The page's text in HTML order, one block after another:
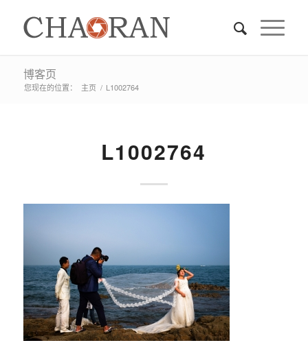
博客页
您现在的位置： 主页 / L1002764
L1002764